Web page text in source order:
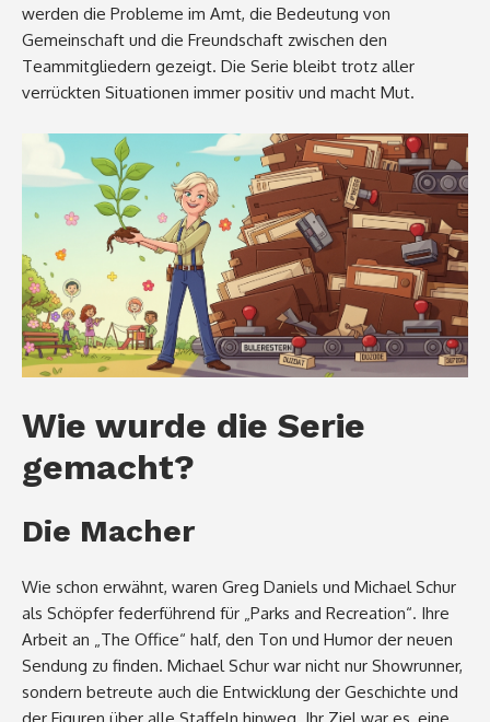
werden die Probleme im Amt, die Bedeutung von
Gemeinschaft und die Freundschaft zwischen den
Teammitgliedern gezeigt. Die Serie bleibt trotz aller
verrückten Situationen immer positiv und macht Mut.
Wie wurde die Serie
gemacht?
Die Macher
Wie schon erwähnt, waren Greg Daniels und Michael Schur
als Schöpfer federführend für „Parks and Recreation“. Ihre
Arbeit an „The Office“ half, den Ton und Humor der neuen
Sendung zu finden. Michael Schur war nicht nur Showrunner,
sondern betreute auch die Entwicklung der Geschichte und